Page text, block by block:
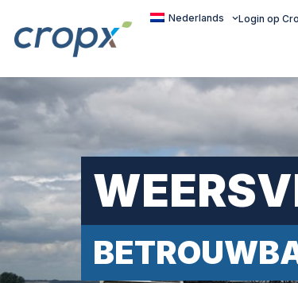
Nederlands Login op